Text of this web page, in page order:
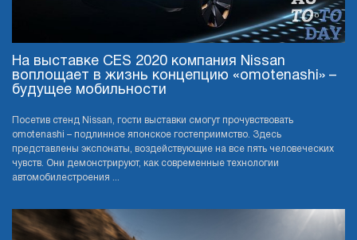
На выставке CES 2020 компания Nissan
воплощает в жизнь концепцию «omotenashi» –
будущее мобильности
Посетив стенд Nissan, гости выставки смогут прочувствовать
omotenashi – подлинное японское гостеприимство. Здесь
представлены экспонаты, воздействующие на все пять человеческих
чувств. Они демонстрируют, как современные технологии
автомобилестроения ...